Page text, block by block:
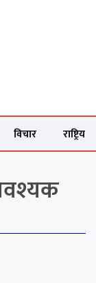
विचार राष्ट्रिय